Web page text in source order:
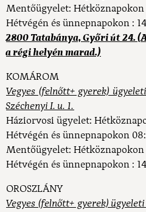
Mentőügyelet:
Hétvégén és ünnepnapokon :
2800 Tatabánya, Győri út 24.
a régi helyén marad.)
KOMÁROM
Vegyes (felnőtt+ gyerek)
Széchenyi I. u. 1.
Háziorvosi ügyelet:
Hétvégén és ünnepnapokon
Mentőügyelet: Hétköznapokon
Hétvégén és ünnepnapokon :
OROSZLÁNY
Vegyes (felnőtt+ gyerek)